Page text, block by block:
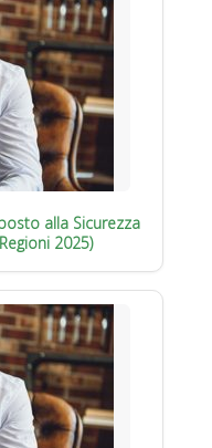
alla Sicurezza
2025)